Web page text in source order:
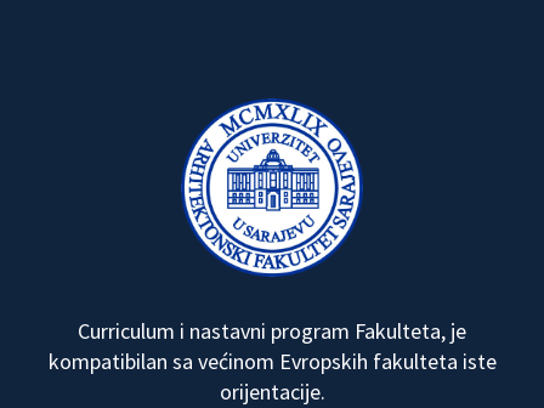
Curriculum i nastavni program Fakulteta, je
kompatibilan sa većinom Evropskih fakulteta iste
orijentacije.